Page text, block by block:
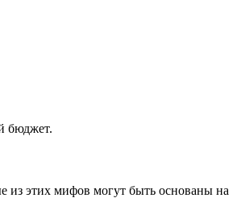
бюджет.
из этих мифов могут быть основаны на